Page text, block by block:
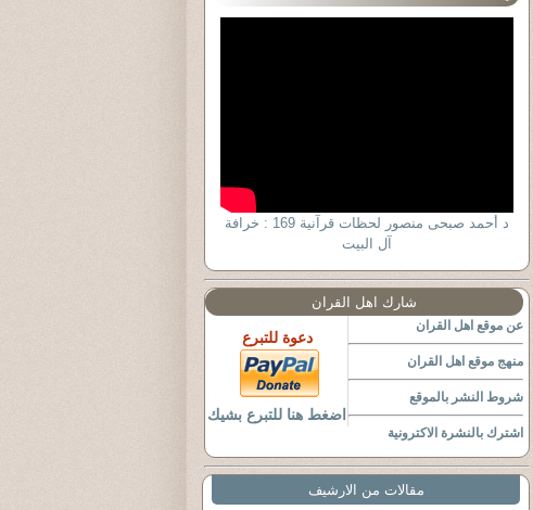
د أحمد صبحى منصور لحظات قرآنية 169 : خرافة
آل البيت
شارك اهل القران
عن موقع اهل القران
منهج موقع اهل القران
شروط النشر بالموقع
اشترك بالنشرة الاكترونية
دعوة للتبرع
اضغط هنا للتبرع بشيك
مقالات من الارشيف